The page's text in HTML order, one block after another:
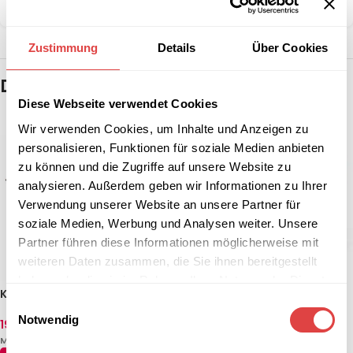
Zustimmung Details Über Cookies
Diese Webseite verwendet Cookies
Wir verwenden Cookies, um Inhalte und Anzeigen zu
personalisieren, Funktionen für soziale Medien anbieten
zu können und die Zugriffe auf unsere Website zu
analysieren. Außerdem geben wir Informationen zu Ihrer
Verwendung unserer Website an unsere Partner für
soziale Medien, Werbung und Analysen weiter. Unsere
Partner führen diese Informationen möglicherweise mit
weiteren Daten zusammen, die Sie ihnen bereitgestellt
Notwendig
Das könnte dir auch gefallen …
Klapptisch Holz Rechteckig
190,34€–249,84
MwSt.)
€
(inkl.